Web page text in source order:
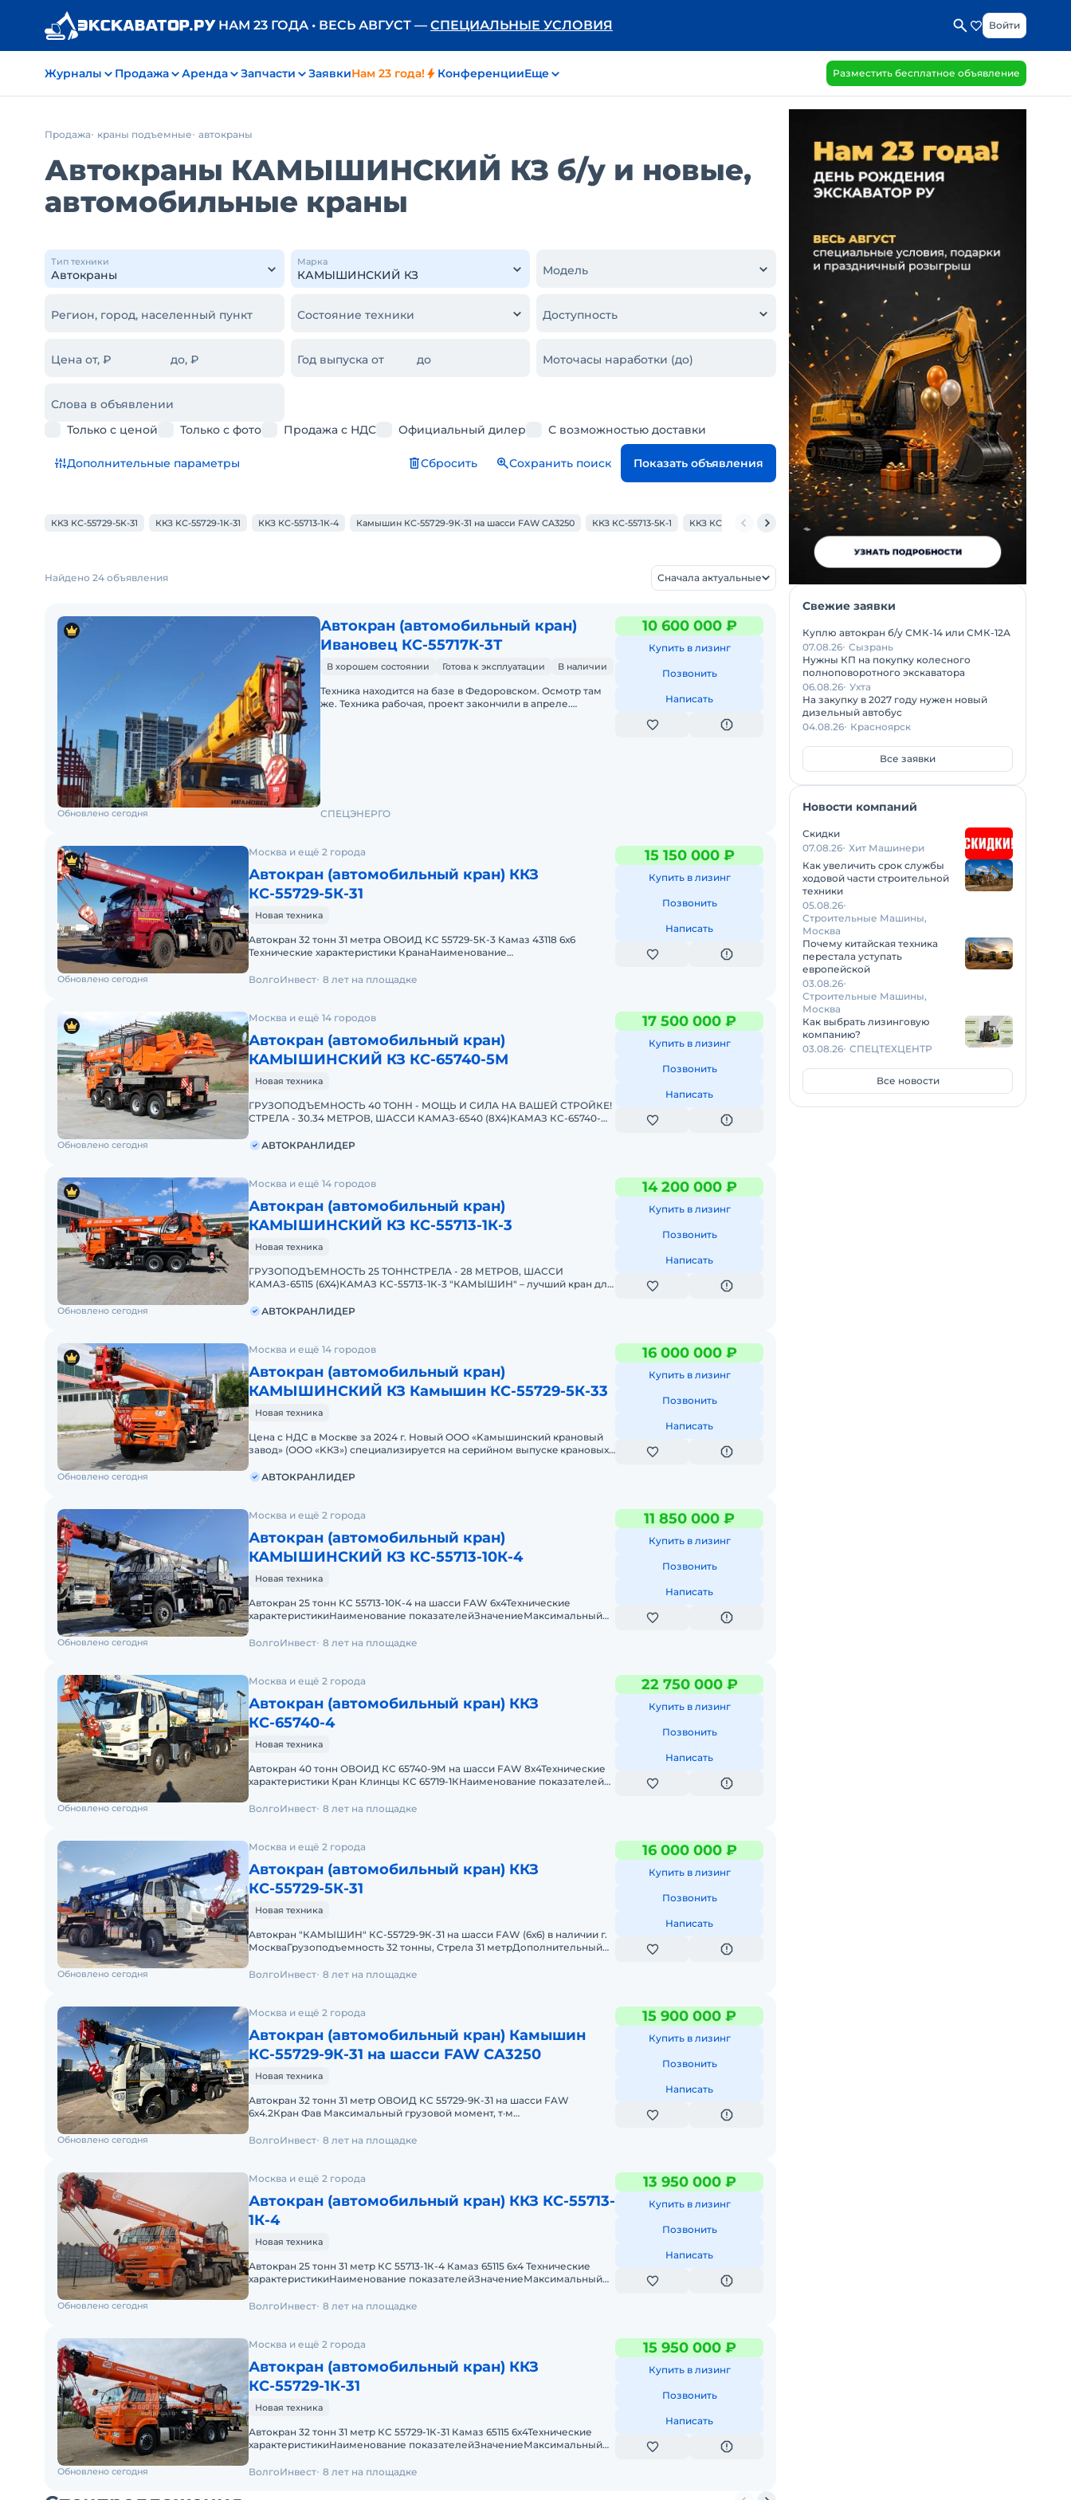
НАМ 23 ГОДА • ВЕСЬ АВГУСТ — СПЕЦИАЛЬНЫЕ УСЛОВИЯ Войти
Журналы Продажа Аренда Запчасти ЗаявкиНам 23 года! КонференцииЕще Разместить бесплатное объявление
Продажа краны подъемные автокраны
Автокраны КАМЫШИНСКИЙ КЗ б/у и новые,
автомобильные краны
Тип техники Марка
Модель
Регион, город, населенный пункт Состояние техники Доступность
Цена от, ₽ до, ₽ Год выпуска от до Моточасы наработки (до)
Слова в объявлении
Только с ценой
Только с фото Продажа с НДС Официальный дилер С возможностью доставки
Дополнительные параметры Сбросить Сохранить поиск Показать объявления
ККЗ КС-55729-5К-31 ККЗ КС-55729-1К-31 ККЗ КС-55713-1К-4 Камышин КС-55729-9К-31 на шасси FAW CA3250 ККЗ КС-55713-5К-1 ККЗ КС-55713-5K-4 ККЗ КС-65740-4 ККЗ КС-55713-1К-1 Камышин КС-55713-
Найдено 24 объявления Сначала актуальные
Автокран (автомобильный кран)
Ивановец КС-55717К-3Т
В хорошем состоянии Готова к эксплуатации В наличии
Техника находится на базе в Федоровском. Осмотр там
же. Техника рабочая, проект закончили в апреле.
10 600 000 ₽
Купить в лизинг
Позвонить
Написать
Обновлено сегодня СПЕЦЭНЕРГО
Москва и ещё 2 города
Автокран (автомобильный кран) ККЗ
КС-55729-5К-31
Новая техника
Автокран 32 тонн 31 метра ОВОИД КС 55729-5К-3 Камаз 43118 6х6
Технические характеристики КранаНаименование
15 150 000 ₽
Купить в лизинг
Позвонить
Написать
Обновлено сегодня ВолгоИнвест 8 лет на площадке
Москва и ещё 14 городов
Автокран (автомобильный кран)
КАМЫШИНСКИЙ КЗ КС-65740-5М
Новая техника
ГРУЗОПОДЪЕМНОСТЬ 40 ТОНН - МОЩЬ И СИЛА НА ВАШЕЙ СТРОЙКЕ!
СТРЕЛА - 30.34 МЕТРОВ, ШАССИ КАМАЗ-6540 (8Х4)КАМАЗ КС-65740-
17 500 000 ₽
Купить в лизинг
Позвонить
Написать
Обновлено сегодня АВТОКРАНЛИДЕР
Москва и ещё 14 городов
Автокран (автомобильный кран)
КАМЫШИНСКИЙ КЗ КС-55713-1К-3
Новая техника
ГРУЗОПОДЪЕМНОСТЬ 25 ТОННСТРЕЛА - 28 МЕТРОВ, ШАССИ
КАМАЗ-65115 (6Х4)КАМАЗ КС-55713-1К-3 "КАМЫШИН" – лучший кpaн для
14 200 000 ₽
Купить в лизинг
Позвонить
Написать
Обновлено сегодня АВТОКРАНЛИДЕР
Москва и ещё 14 городов
Автокран (автомобильный кран)
КАМЫШИНСКИЙ КЗ Камышин КС-55729-5К-33
Новая техника
Цена с НДС в Москве за 2024 г. Новый OОO «Kамышинcкий крaновый
завод» (ОOО «KКЗ») специализируетcя нa cepийнoм выпуcкe крановых
16 000 000 ₽
Купить в лизинг
Позвонить
Написать
Обновлено сегодня АВТОКРАНЛИДЕР
Москва и ещё 2 города
Автокран (автомобильный кран)
КАМЫШИНСКИЙ КЗ КС-55713-10К-4
Новая техника
Автокран 25 тонн КС 55713-10К-4 на шасси FAW 6х4Технические
характеристикиНаименование показателейЗначениеМаксимальный
11 850 000 ₽
Купить в лизинг
Позвонить
Написать
Обновлено сегодня ВолгоИнвест 8 лет на площадке
Москва и ещё 2 города
Автокран (автомобильный кран) ККЗ
КС-65740-4
Новая техника
Автокран 40 тонн ОВОИД КС 65740-9М на шасси FAW 8х4Технические
характеристики Кран Клинцы КС 65719-1КНаименование показателей
22 750 000 ₽
Купить в лизинг
Позвонить
Написать
Обновлено сегодня ВолгоИнвест 8 лет на площадке
Москва и ещё 2 города
Автокран (автомобильный кран) ККЗ
КС-55729-5К-31
Новая техника
Автокран "КАМЫШИН" КС-55729-9К-31 на шасси FAW (6х6) в наличии г.
МоскваГрузоподъемность 32 тонны, Стрела 31 метрДополнительный
16 000 000 ₽
Купить в лизинг
Позвонить
Написать
Обновлено сегодня ВолгоИнвест 8 лет на площадке
Москва и ещё 2 города
Автокран (автомобильный кран) Камышин
КС-55729-9К-31 на шасси FAW CA3250
Новая техника
Автокран 32 тонн 31 метр ОВОИД КС 55729-9К-31 на шасси FAW
6х4.2Кран Фав Максимальный грузовой момент, т·м
15 900 000 ₽
Купить в лизинг
Позвонить
Написать
Обновлено сегодня ВолгоИнвест 8 лет на площадке
Москва и ещё 2 города
Автокран (автомобильный кран) ККЗ КС-55713-
1К-4
Новая техника
Автокран 25 тонн 31 метр КС 55713-1К-4 Камаз 65115 6х4 Технические
характеристикиНаименование показателейЗначениеМаксимальный
13 950 000 ₽
Купить в лизинг
Позвонить
Написать
Обновлено сегодня ВолгоИнвест 8 лет на площадке
Москва и ещё 2 города
Автокран (автомобильный кран) ККЗ
КС-55729-1К-31
Новая техника
Автокран 32 тонн 31 метр КС 55729-1К-31 Камаз 65115 6х4Технические
характеристикиНаименование показателейЗначениеМаксимальный
15 950 000 ₽
Купить в лизинг
Позвонить
Написать
Обновлено сегодня ВолгоИнвест 8 лет на площадке
Свежие заявки
Куплю автокран б/у СМК-14 или СМК-12А
07.08.26 Сызрань
Нужны КП на покупку колесного
полноповоротного экскаватора
06.08.26 Ухта
На закупку в 2027 году нужен новый
дизельный автобус
04.08.26 Красноярск
Все заявки
Новости компаний
Скидки
07.08.26 Хит Машинери
Как увеличить срок службы
ходовой части строительной
техники
05.08.26
Строительные Машины,
Москва
Почему китайская техника
перестала уступать
европейской
03.08.26
Строительные Машины,
Москва
Как выбрать лизинговую
компанию?
03.08.26 СПЕЦТЕХЦЕНТР
Все новости